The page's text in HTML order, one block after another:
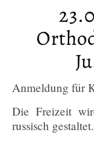
Anmeldung für
Die Freizeit
russisch gestaltet.